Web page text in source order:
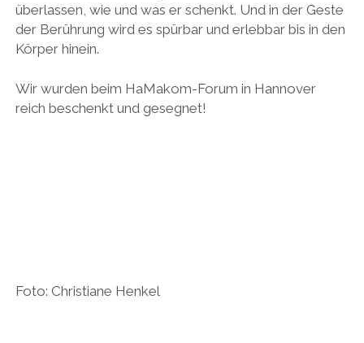
überlassen, wie und was er schenkt. Und in der Geste
der Berührung wird es spürbar und erlebbar bis in den
Körper hinein.
Wir wurden beim HaMakom-Forum in Hannover
reich beschenkt und gesegnet!
Foto: Christiane Henkel